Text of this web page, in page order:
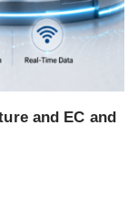
and EC and